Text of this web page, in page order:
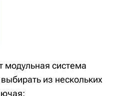
модульная система
из нескольких